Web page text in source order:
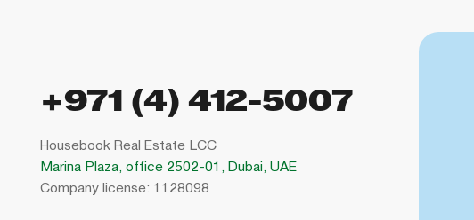
правилами использования cookies и политикой конфиденциальности